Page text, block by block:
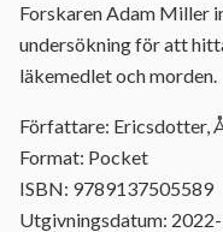
Forskaren Adam Miller
undersökning för att
läkemedlet och morden.
Författare: Ericsdotter,
Format: Pocket
ISBN: 9789137505589
Utgivningsdatum: